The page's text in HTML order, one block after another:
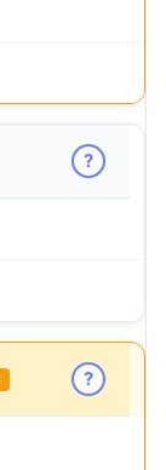
?
?